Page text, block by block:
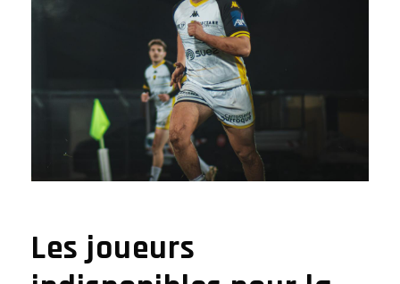
Les joueurs